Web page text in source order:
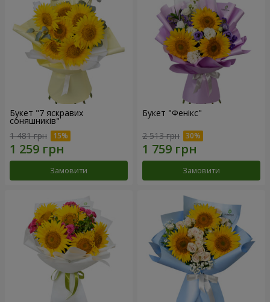
Букет "7 яскравих
соняшників"
1 481 грн
Замовити
Букет "Фенікс"
2 513 грн
Замовити